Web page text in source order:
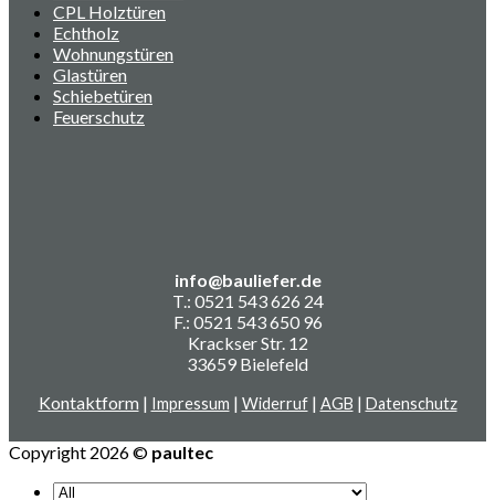
CPL Holztüren
Echtholz
Wohnungstüren
Glastüren
Schiebetüren
Feuerschutz
info@bauliefer.de
T.: 0521 543 626 24
F.: 0521 543 650 96
Krackser Str. 12
33659 Bielefeld
Kontaktform | Impressum | Widerruf| AGB | Datenschutz
Copyright 2026 © paultec